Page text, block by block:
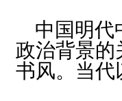
中国明代
政治背景的
书风。当代